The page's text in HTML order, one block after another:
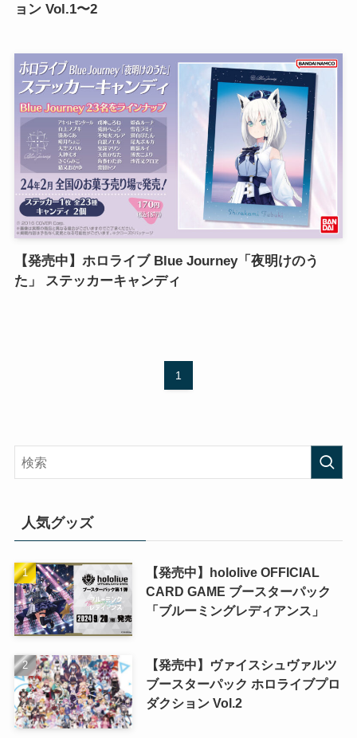
ョン Vol.1〜2
【発売中】ホロライブ Blue Journey「夜明けのう
た」 ステッカーキャンディ
1
人気グッズ
【発売中】hololive OFFICIAL
CARD GAME ブースターパック
「ブルーミングレディアンス」
【発売中】ヴァイスシュヴァルツ
ブースターパック ホロライブプロ
ダクション Vol.2